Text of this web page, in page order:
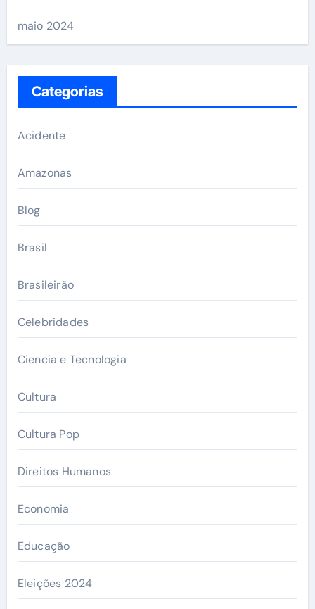
maio 2024
Categorias
Acidente
Amazonas
Blog
Brasil
Brasileirão
Celebridades
Ciencia e Tecnologia
Cultura
Cultura Pop
Direitos Humanos
Economia
Educação
Eleições 2024